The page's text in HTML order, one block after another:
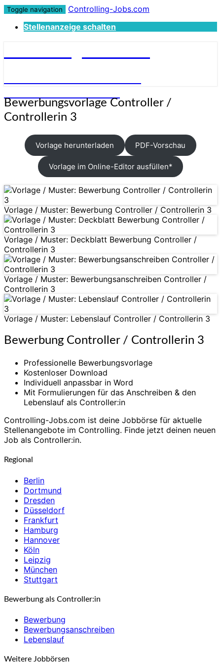
Toggle navigation
Controlling-Jobs.com
Stellenanzeige schalten
Bewerbungsvorlage
Controller
/
Bewerbungsvorlage Controller /
Controllerin 3
Vorlage herunterladen PDF-Vorschau
Vorlage im Online-Editor ausfüllen*
Vorlage / Muster: Bewerbung Controller / Controllerin 3
Vorlage / Muster: Deckblatt Bewerbung Controller /
Controllerin 3
Vorlage / Muster: Bewerbungsanschreiben Controller /
Controllerin 3
Vorlage / Muster: Lebenslauf Controller / Controllerin 3
Bewerbung Controller / Controllerin 3
Professionelle Bewerbungsvorlage
Kostenloser Download
Individuell anpassbar in Word
Mit Formulierungen für das Anschreiben & den
Lebenslauf als Controller:in
Controlling-Jobs.com ist deine Jobbörse für aktuelle
Stellenangebote im Controlling. Finde jetzt deinen neuen
Job als Controller:in.
Regional
Berlin
Dortmund
Dresden
Düsseldorf
Frankfurt
Hamburg
Hannover
Köln
Leipzig
München
Stuttgart
Bewerbung als Controller:in
Bewerbung
Bewerbungsanschreiben
Lebenslauf
Weitere Jobbörsen